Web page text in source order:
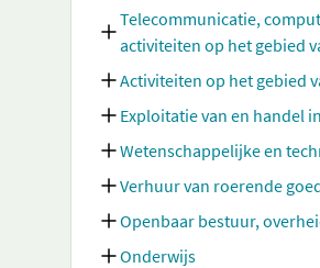
Telecommunicatie,
activiteiten op het gebied
Activiteiten op het gebied
Exploitatie van en handel
Wetenschappelijke en
Verhuur van roerende
Openbaar bestuur,
Onderwijs